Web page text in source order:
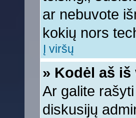
ar nebuvote
kokių nors
Į viršų
» Kodėl aš
Ar galite
diskusijų